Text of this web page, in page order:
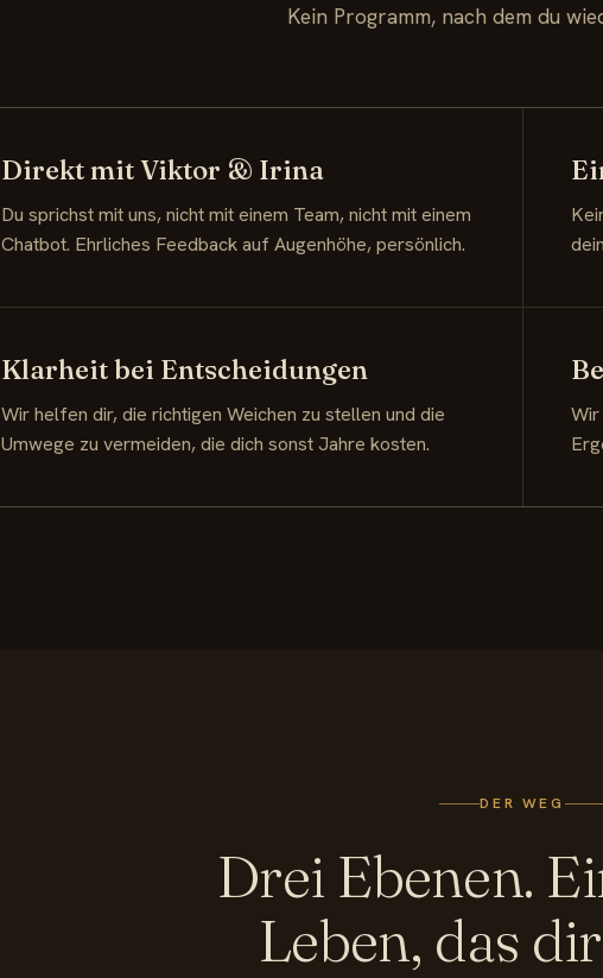
Kein Programm, nach dem du
Direkt mit Viktor & Irina
Du sprichst mit uns, nicht mit einem Team, nicht mit einem
Chatbot. Ehrliches Feedback auf Augenhöhe, persönlich.
Klarheit bei Entscheidungen
Wir helfen dir, die richtigen Weichen zu stellen und die
Umwege zu vermeiden, die dich sonst Jahre kosten.
Wir
DER WEG
Drei Ebenen.
Leben, das